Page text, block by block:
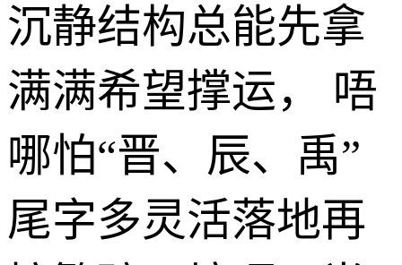
沉静结构总能先拿
满满希望撑运， 唔
哪怕“晋、辰、禹”
尾字多灵活落地再